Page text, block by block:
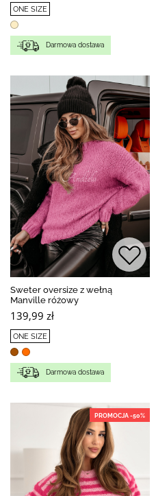
ONE SIZE
Darmowa dostawa
Sweter oversize z wełną
Manville różowy
139,99 zł
ONE SIZE
Darmowa dostawa
PROMOCJA -50%